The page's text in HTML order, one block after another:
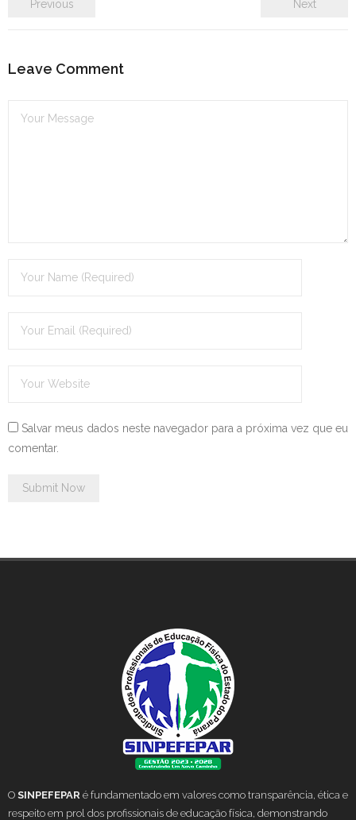
Previous Next
Leave Comment
Salvar meus dados neste navegador para a próxima vez que eu
comentar.
O SINPEFEPAR é fundamentado em valores como transparência, ética e
respeito em prol dos profissionais de educação física, demonstrando